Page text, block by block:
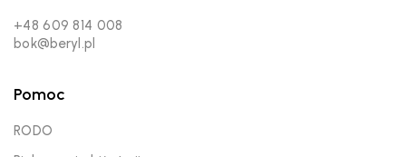
+48 609 814 008
bok@beryl.pl
Pomoc
RODO